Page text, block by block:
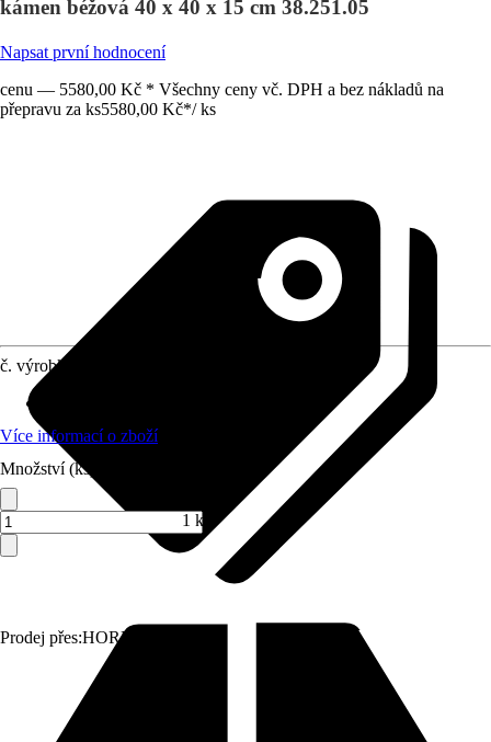
kámen béžová 40 x 40 x 15 cm 38.251.05
Napsat první hodnocení
cenu — 5580,00 Kč * Všechny ceny vč. DPH a bez nákladů na
přepravu za ks5580,00 Kč*/ ks
Prodej přes:HORNBACH
č. výrobku
Více informací o zboží
Množství (ks)
1 ks